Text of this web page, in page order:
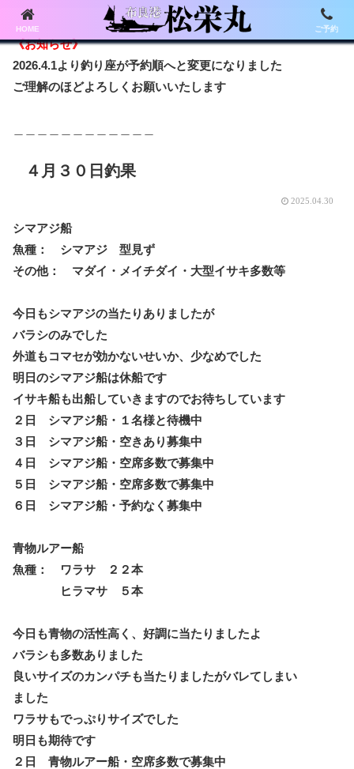
《お知らせ》
2026.4.1より釣り座が予約順へと変更になりました
ご理解のほどよろしくお願いいたします
４月３０日釣果
2025.04.30
シマアジ船
魚種： シマアジ 型見ず
その他： マダイ・メイチダイ・大型イサキ多数等
今日もシマアジの当たりありましたが
バラシのみでした
外道もコマセが効かないせいか、少なめでした
明日のシマアジ船は休船です
イサキ船も出船していきますのでお待ちしています
２日 シマアジ船・１名様と待機中
３日 シマアジ船・空きあり募集中
４日 シマアジ船・空席多数で募集中
５日 シマアジ船・空席多数で募集中
６日 シマアジ船・予約なく募集中
青物ルアー船
魚種： ワラサ ２２本
ヒラマサ ５本
今日も青物の活性高く、好調に当たりましたよ
バラシも多数ありました
良いサイズのカンパチも当たりましたがバレてしまい
ました
ワラサもでっぷりサイズでした
明日も期待です
２日 青物ルアー船・空席多数で募集中
HOME ご予約